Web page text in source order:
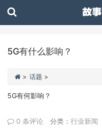
5G有什么影响？
> 话题 >
5G有何影响？
0 条评论 分类： 行业新闻